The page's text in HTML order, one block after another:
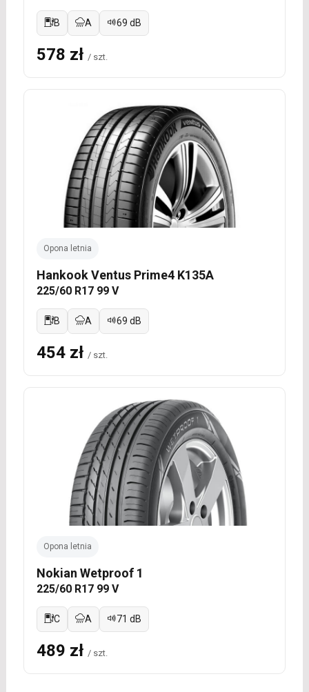
B A 69 dB
578 zł / szt.
Opona letnia
Hankook Ventus Prime4 K135A
225/60 R17 99 V
B A 69 dB
454 zł / szt.
Opona letnia
Nokian Wetproof 1
225/60 R17 99 V
C A 71 dB
489 zł / szt.